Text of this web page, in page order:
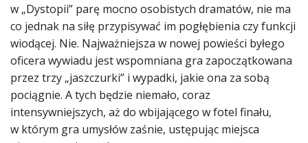
w „Dystopii” parę mocno osobistych dramatów, nie ma
co jednak na siłę przypisywać im pogłębienia czy funkcji
wiodącej. Nie. Najważniejsza w nowej powieści byłego
oficera wywiadu jest wspomniana gra zapoczątkowana
przez trzy „jaszczurki” i wypadki, jakie ona za sobą
pociągnie. A tych będzie niemało, coraz
intensywniejszych, aż do wbijającego w fotel finału,
w którym gra umysłów zaśnie, ustępując miejsca